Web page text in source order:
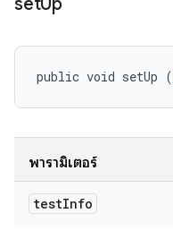
public void setUp (
พารามิเตอร์
testInfo